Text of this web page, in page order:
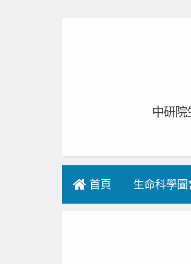
中研院
首頁 生命科學圖